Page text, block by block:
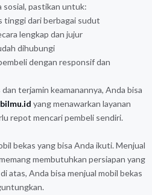
sosial, pastikan untuk:
tinggi dari berbagai sudut
lengkap dan jujur
dihubungi
dengan responsif dan
terjamin keamanannya, Anda bisa
yang menawarkan layanan
repot mencari pembeli sendiri.
bekas yang bisa Anda ikuti. Menjual
membutuhkan persiapan yang
atas, Anda bisa menjual mobil bekas